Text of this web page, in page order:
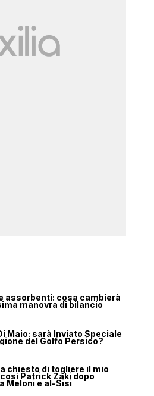
assorbenti: cosa cambierà
manovra di bilancio
Maio: sarà Inviato Speciale
del Golfo Persico?
chiesto di togliere il mio
Patrick Zaki dopo
Meloni e al-Sisi